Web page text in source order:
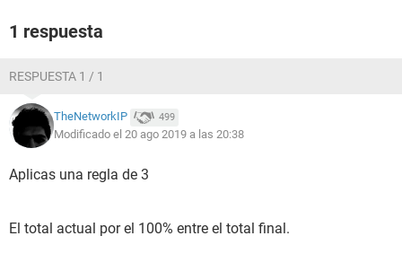
1 respuesta
RESPUESTA 1 / 1
TheNetworkIP 499
Modificado el 20 ago 2019 a las 20:38
Aplicas una regla de 3
El total actual por el 100% entre el total final.